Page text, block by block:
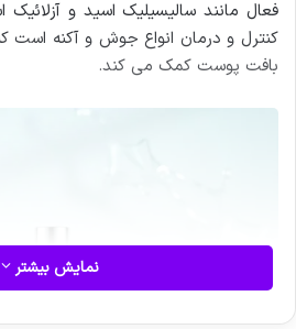
فعال مانند سالیسیلیک اسید و آزلائیک
کنترل و درمان انواع جوش و آکنه است
بافت پوست کمک می کند.
نمایش بیشتر